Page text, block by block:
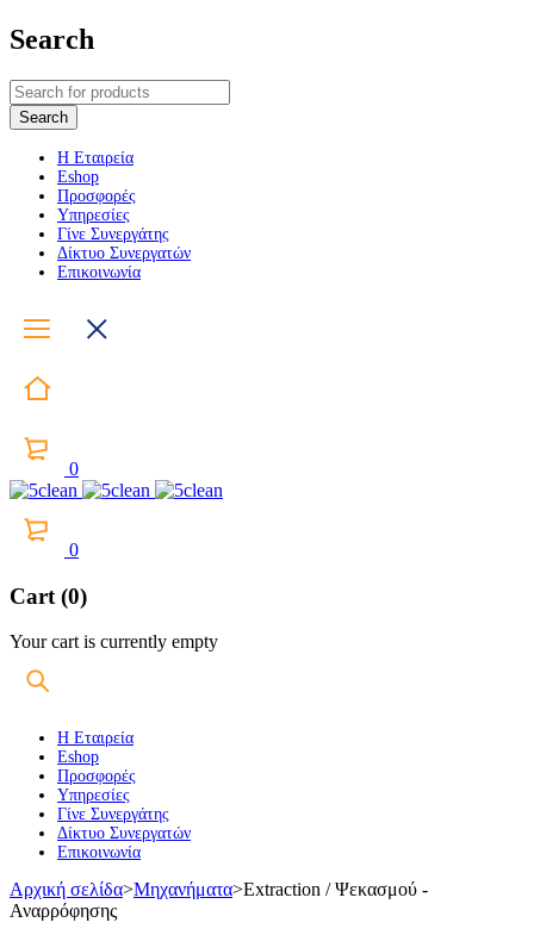
Search
Η Εταιρεία
Eshop
Προσφορές
Υπηρεσίες
Γίνε Συνεργάτης
Δίκτυο Συνεργατών
Επικοινωνία
0
0
Cart (0)
Your cart is currently empty
Η Εταιρεία
Eshop
Προσφορές
Υπηρεσίες
Γίνε Συνεργάτης
Δίκτυο Συνεργατών
Επικοινωνία
Αρχική σελίδα>Μηχανήματα>Extraction / Ψεκασμού -
Αναρρόφησης